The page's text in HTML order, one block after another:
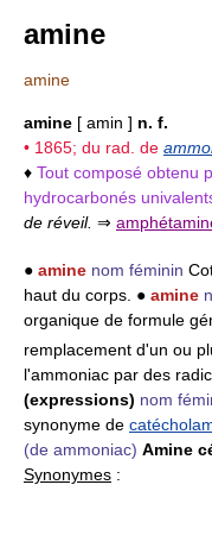
amine
amine
amine [ amin ] n. f.
• 1865; du rad. de
♦ Tout composé obtenu
hydrocarbonés
de réveil. ⇒
● amine nom féminin
haut du corps. ● amine
organique de formule
remplacement d'un ou
l'ammoniac par des
(expressions) nom
synonyme de
(de ammoniac) Amine
Synonymes :